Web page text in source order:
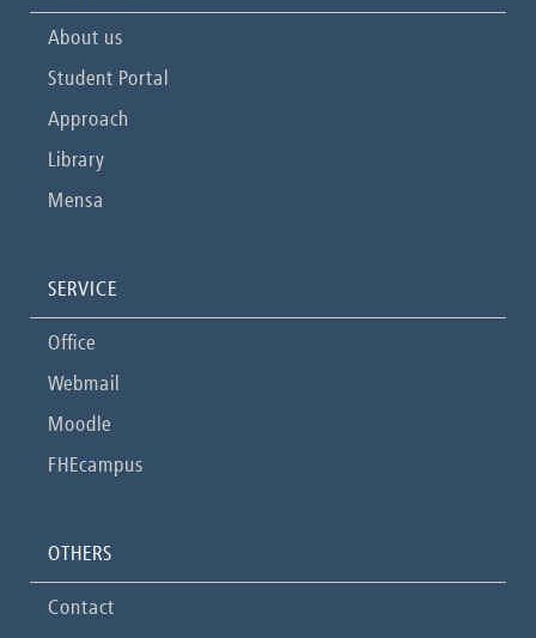
About us
Student Portal
Approach
Library
Mensa
SERVICE
Office
Webmail
Moodle
FHEcampus
OTHERS
Contact